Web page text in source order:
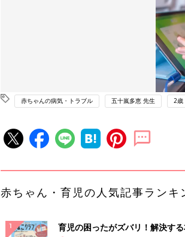
赤ちゃんの病気・トラブル 五十嵐多恵 先生 2歳
赤ちゃん・育児の人気記事ランキ
育児の困ったがズバリ！解決す